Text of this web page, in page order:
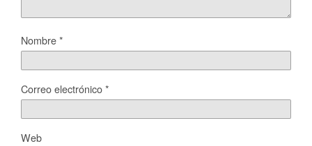
Nombre*
Correo electrónico*
Web